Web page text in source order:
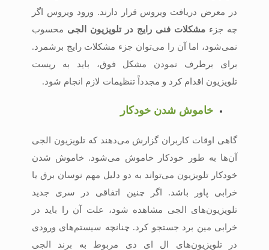
در معرض دریافت ویروس قرار دارند. ورود ویروس اگر
چه جزء مشکلات فنی رایج در تلویزیون الجی محسوب
نمی‌شود، اما آن را می‌توان جزء مشکلات رایج برشمرد.
برای برطرف نمودن مشکل فوق، باید به ریست
تلویزیون اقدام کرد و مجدداً تنظیمات لازم انجام شود.
خاموش شدن خودکار
گاهی اوقات کاربران گزارش می‌دهند که تلویزیون الجی
آن‌ها به‌ طور خودکار خاموش می‌شود. خاموش شدن
خودکار تلویزیون می‌تواند به‌ دو دلیل مهم نوسان برق یا
خرابی پاور باشد. اگر چنین اتفاقی در سری جدید
تلویزیون‌های الجی مشاهده شود، علت آن را باید در
خرابی مین برد جستجو کرد. چنانچه سیستم‌های ورودی
در تلویزیون‌های ال ای دی مربوط به برند الجی